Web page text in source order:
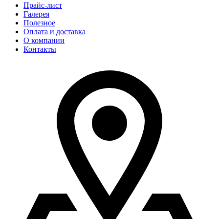
Прайс-лист
Галерея
Полезное
Оплата и доставка
О компании
Контакты